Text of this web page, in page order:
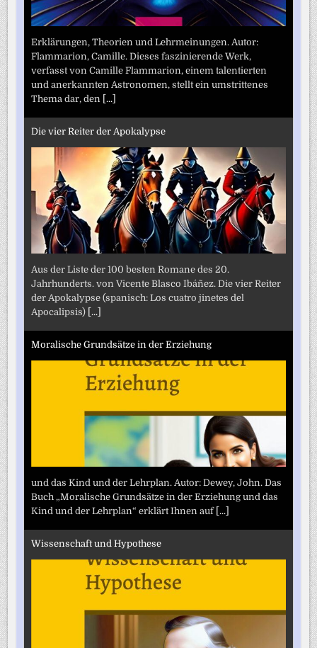
Erklärungen, Theorien und Lehrmeinungen. Autor:
Flammarion, Camille. Dieses faszinierende Werk,
verfasst von Camille Flammarion, einem talentierten
und anerkannten Astronomen, stellt ein umstrittenes
Thema dar, den
[...]
Die vier Reiter der Apokalypse
Aus der Liste der 100 besten Romane des 20.
Jahrhunderts. von Vicente Blasco Ibáñez. Die vier Reiter
der Apokalypse (spanisch: Los cuatro jinetes del
Apocalipsis) [...]
Moralische Grundsätze in der Erziehung
und das Kind und der Lehrplan. Autor: Dewey, John. Das
Buch „Moralische Grundsätze in der Erziehung und das
Kind und der Lehrplan“ erklärt Ihnen auf [...]
Wissenschaft und Hypothese